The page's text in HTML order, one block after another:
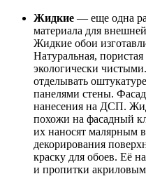
Жидкие — еще одна
материала для
Жидкие обои
Натуральная,
экологически
отделывать
панелями стены.
нанесения на ДСП.
похожи на фасадный
их наносят малярным
декорирования
краску для обоев. Её
и пропитки